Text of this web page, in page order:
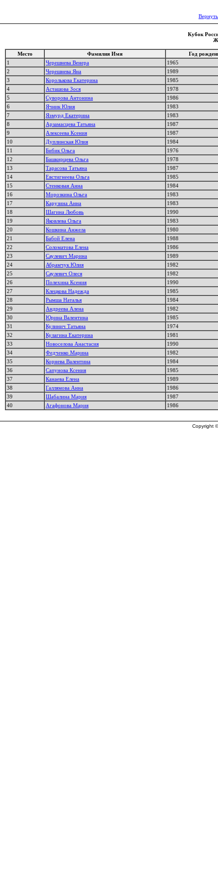
Кубок
Место Фамилия Имя
Год
1
Черешнева Венера
1965
2
Черешнева Яна
1989
3
Королькова Екатерина
1985
4
Асташова Зося
1978
5
Суворова Антонина
1986
6
Ячник Юлия
1983
7
Яэмурд Екатерина
1983
8
Арзамасцева Татьяна
1987
9
Алексеева Ксения
1987
10
Дуплинская Юлия
1984
11
Бибик Ольга
1976
12
Башкирцева Ольга
1978
13
Тарасова Татьяна
1987
14
Евстигнеева Ольга
1985
15
Стенковая Анна
1984
16
Морозкина Ольга
1983
17
Карузина Анна
1983
18
Шагина Любовь
1990
19
Яковлева Ольга
1983
20
Кошкина Анжела
1980
21
Бабой Елена
1988
22
Соломатова Елена
1986
23
Саулевич Марина
1989
24
Абрамчук Юлия
1982
25
Саулевич Олеся
1982
26
Полехина Ксения
1990
27
Клецкова Надежда
1985
28
Рымша Наталья
1984
29
Андреева Алена
1982
30
Юрина Валентина
1985
31
Кулинич Татьяна
1974
32
Кулагина Екатерина
1981
33
Новоселова Анастасия
1990
34
Федченко Марина
1982
35
Корнева Валентина
1984
36
Сапунова Ксения
1985
37
Канаева Елена
1989
38
Галлямова Анна
1986
39
Шабалина Мария
1987
40
Агафонова Мария 1986
Copyright